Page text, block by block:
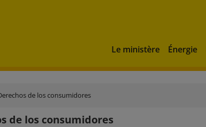
Le ministère Énergie
de los consumidores
de los consumidores